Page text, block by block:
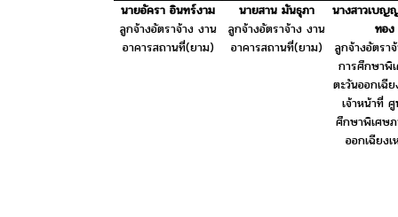
นายอัครา อินทร์งาม
ลูกจ้างอัตราจ้าง งาน
อาคารสถานที่(ยาม)
นายสาน มันธุภา
ลูกจ้างอัตราจ้าง งาน
อาคารสถานที่(ยาม)
นางสาวเบญ
ทอง
ลูกจ้างอัตรา
การศึกษาพิ
ตะวันออกเฉี
เจ้าหน้าที่
ศึกษาพิเศษ
ออกเฉียง